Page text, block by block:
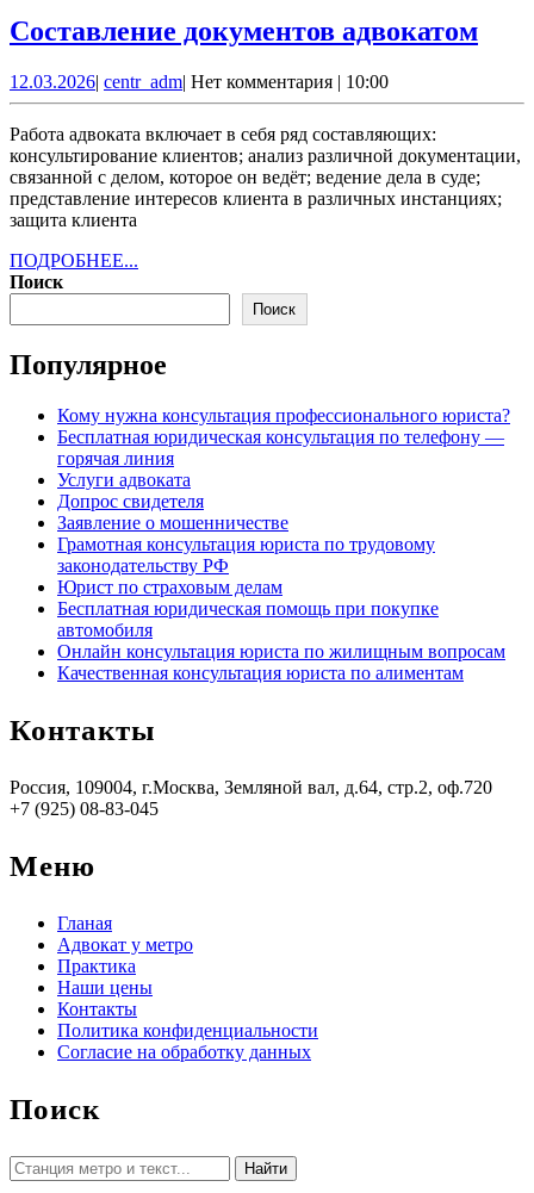
Составление документов адвокатом
12.03.202612.03.2026
| centr_admcentr_adm
| Нет комментария | 10:00
Работа адвоката включает в себя ряд составляющих:
консультирование клиентов; анализ различной документации,
связанной с делом, которое он ведёт; ведение дела в суде;
представление интересов клиента в различных инстанциях;
защита клиента
ПОДРОБНЕЕ...
Поиск
Поиск
Популярное
Кому нужна консультация профессионального юриста?
Бесплатная юридическая консультация по телефону —
горячая линия
Услуги адвоката
Допрос свидетеля
Заявление о мошенничестве
Грамотная консультация юриста по трудовому
законодательству РФ
Юрист по страховым делам
Бесплатная юридическая помощь при покупке
автомобиля
Онлайн консультация юриста по жилищным вопросам
Качественная консультация юриста по алиментам
Контакты
Россия, 109004, г.Москва, Земляной вал, д.64, стр.2, оф.720
+7 (925) 08-83-045
Меню
Гланая
Адвокат у метро
Практика
Наши цены
Контакты
Политика конфиденциальности
Согласие на обработку данных
Поиск
Найти: